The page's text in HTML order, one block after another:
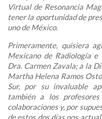
Virtual de Resonancia
tener la oportunidad de
uno de México.
Primeramente, quisiera
Mexicano de Radiología e
Dra. Carmen Zavala; a la
Martha Helena Ramos
Sur, por su invaluable
también a los
colaboraciones y, por
de estos dos días nos